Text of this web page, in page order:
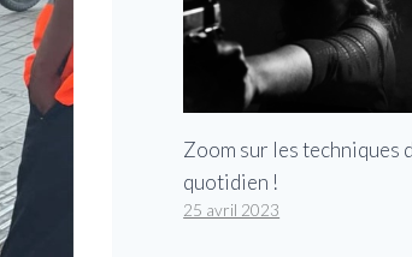
Zoom sur les techniques
quotidien !
25 avril 2023